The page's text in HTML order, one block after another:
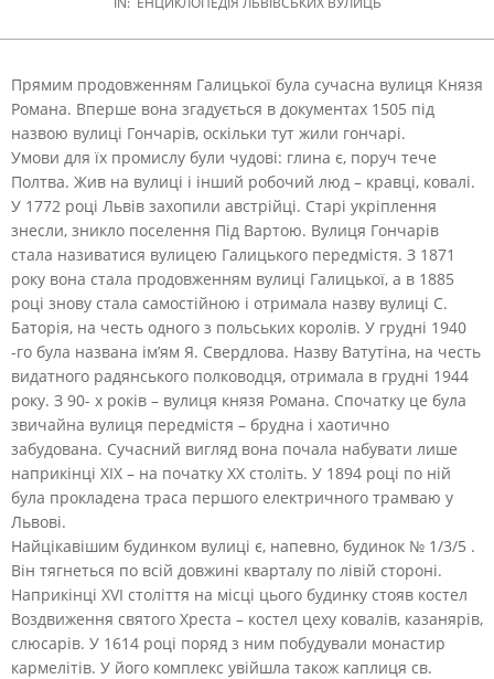
Прямим продовженням Галицької була сучасна вулиця Князя
Романа. Вперше вона згадується в документах 1505 під
назвою вулиці Гончарів, оскільки тут жили гончарі.
Умови для їх промислу були чудові: глина є, поруч тече
Полтва. Жив на вулиці і інший робочий люд – кравці, ковалі.
У 1772 році Львів захопили австрійці. Старі укріплення
знесли, зникло поселення Під Вартою. Вулиця Гончарів
стала називатися вулицею Галицького передмістя. З 1871
року вона стала продовженням вулиці Галицької, а в 1885
році знову стала самостійною і отримала назву вулиці С.
Баторія, на честь одного з польських королів. У грудні 1940
-го була названа ім’ям Я. Свердлова. Назву Ватутіна, на честь
видатного радянського полководця, отримала в грудні 1944
року. З 90- х років – вулиця князя Романа. Спочатку це була
звичайна вулиця передмістя – брудна і хаотично
забудована. Сучасний вигляд вона почала набувати лише
наприкінці XIX – на початку XX століть. У 1894 році по ній
була прокладена траса першого електричного трамваю у
Львові.
Найцікавішим будинком вулиці є, напевно, будинок № 1/3/5 .
Він тягнеться по всій довжині кварталу по лівій стороні.
Наприкінці XVI століття на місці цього будинку стояв костел
Воздвиження святого Хреста – костел цеху ковалів, казанярів,
слюсарів. У 1614 році поряд з ним побудували монастир
кармелітів. У його комплекс увійшла також каплиця св.